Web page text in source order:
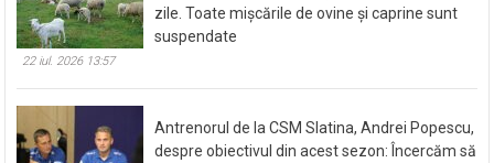
zile. Toate mișcările de ovine și caprine sunt
suspendate
22 iul. 2026 13:57
Antrenorul de la CSM Slatina, Andrei Popescu,
despre obiectivul din acest sezon: Încercăm să